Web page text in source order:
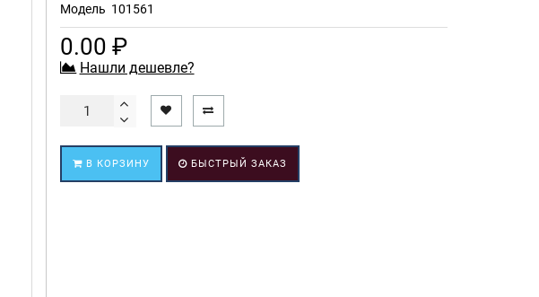
Модель 101561
0.00 ₽
Нашли дешевле?
В КОРЗИНУ БЫСТРЫЙ ЗАКАЗ